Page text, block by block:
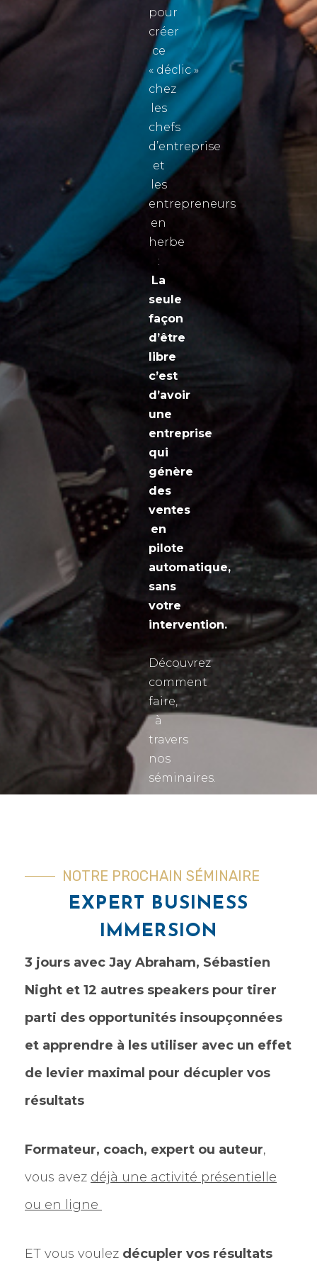
pour
créer
ce
« déclic »
chez
les
chefs
d’entreprise
et
les
entrepreneurs
en
herbe
:
La
seule
façon
d’être
libre
c’est
d’avoir
une
entreprise
qui
génère
des
ventes
en
pilote
automatique,
sans
votre
intervention.
Découvrez
comment
faire,
à
travers
nos
séminaires.
NOTRE PROCHAIN SÉMINAIRE
EXPERT BUSINESS
IMMERSION
3 jours avec Jay Abraham, Sébastien
Night et 12 autres speakers pour tirer
parti des opportunités insoupçonnées
et apprendre à les utiliser avec un effet
de levier maximal pour décupler vos
résultats
Formateur, coach, expert ou auteur,
vous avez déjà une activité présentielle
ou en ligne
ET vous voulez décupler vos résultats